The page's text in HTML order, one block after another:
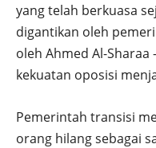
yang telah berkuasa
digantikan oleh
oleh Ahmed Al-
kekuatan oposisi
Pemerintah transisi
orang hilang sebagai